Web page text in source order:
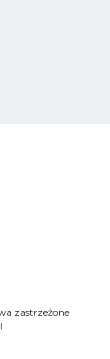
zastrzeżone